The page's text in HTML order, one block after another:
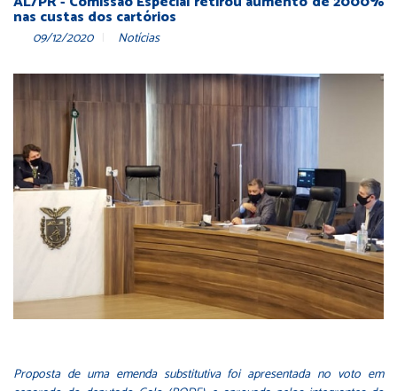
nas custas dos cartórios
09/12/2020 Notícias
Proposta de uma emenda substitutiva foi apresentada no voto em